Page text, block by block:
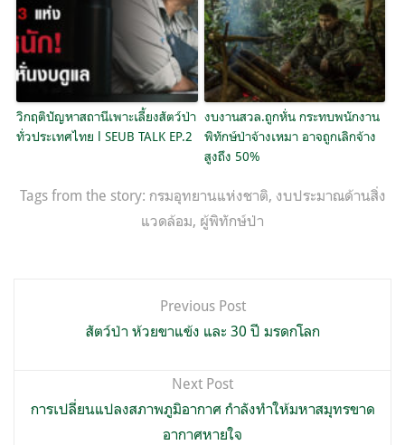
วิกฤติปัญหาสถานีเพาะเลี้ยงสัตว์ป่า
ทั่วประเทศไทย l SEUB TALK EP.2
งบงานสวล.ถูกหั่น กระทบพนักงาน
พิทักษ์ป่าจ้างเหมา อาจถูกเลิกจ้าง
สูงถึง 50%
Tags from the story: กรมอุทยานแห่งชาติ, งบประมาณด้านสิ่ง
แวดล้อม, ผู้พิทักษ์ป่า
Previous Post
สัตว์ป่า ห้วยขาแข้ง และ 30 ปี มรดกโลก
Next Post
การเปลี่ยนแปลงสภาพภูมิอากาศ กำลังทำให้มหาสมุทรขาด
อากาศหายใจ